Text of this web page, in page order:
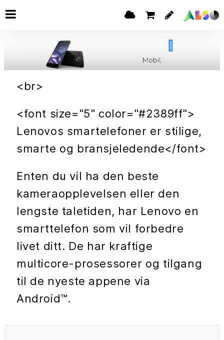
<br>
<font size="5" color="#2389ff">
Lenovos smartelefoner er stilige,
smarte og bransjeledende</font>
Enten du vil ha den beste
kameraopplevelsen eller den
lengste taletiden, har Lenovo en
smarttelefon som vil forbedre
livet ditt. De har kraftige
multicore-prosessorer og tilgang
til de nyeste appene via
Android™.